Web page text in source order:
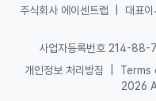
주식회사 에이센트랩 대표
사업자등록번호 214-
개인정보 처리방침
Terms
2026